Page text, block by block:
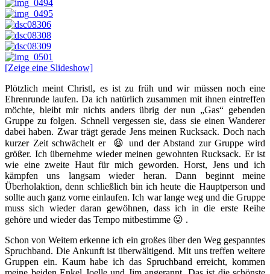
[Zeige eine Slideshow]
Plötzlich meint Christl, es ist zu früh und wir müssen noch eine
Ehrenrunde laufen. Da ich natürlich zusammen mit ihnen eintreffen
möchte, bleibt mir nichts anders übrig der nun „Gas“ gebenden
Gruppe zu folgen. Schnell vergessen sie, dass sie einen Wanderer
dabei haben. Zwar trägt gerade Jens meinen Rucksack. Doch nach
kurzer Zeit schwächelt er 😆 und der Abstand zur Gruppe wird
größer. Ich übernehme wieder meinen gewohnten Rucksack. Er ist
wie eine zweite Haut für mich geworden. Horst, Jens und ich
kämpfen uns langsam wieder heran. Dann beginnt meine
Überholaktion, denn schließlich bin ich heute die Hauptperson und
sollte auch ganz vorne einlaufen. Ich war lange weg und die Gruppe
muss sich wieder daran gewöhnen, dass ich in die erste Reihe
gehöre und wieder das Tempo mitbestimme 😛 .
Schon von Weitem erkenne ich ein großes über den Weg gespanntes
Spruchband. Die Ankunft ist überwältigend. Mit uns treffen weitere
Gruppen ein. Kaum habe ich das Spruchband erreicht, kommen